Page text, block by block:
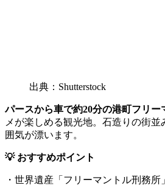
出典：Shutterstock
パースから車で約20分の港町フリー
メが楽しめる観光地。石造りの街並
囲気が漂います。
💡 おすすめポイント
・世界遺産「フリーマントル刑務